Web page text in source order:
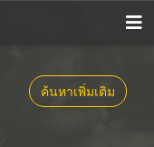
ค้นหาเพิ่มเติม